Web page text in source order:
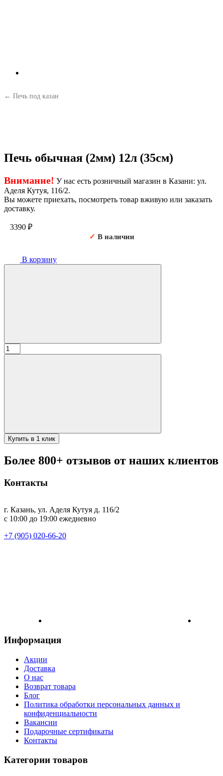
← Печь под казан
Печь обычная (2мм) 12л (35см)
Внимание! У нас есть розничный магазин в Казани: ул.
Аделя Кутуя, 116/2.
Вы можете приехать, посмотреть товар вживую или заказать
доставку.
3390 ₽
✓ В наличии
В корзину
Количество
товара
Купить в 1 клик
Более 800+ отзывов от наших клиентов
Контакты
г. Казань, ул. Аделя Кутуя д. 116/2
с 10:00 до 19:00 ежедневно
+7 (905) 020-66-20
Информация
Акции
Доставка
О нас
Возврат товара
Блог
Политика обработки персональных данных и
конфиденциальности
Вакансии
Подарочные сертификаты
Контакты
Категории товаров